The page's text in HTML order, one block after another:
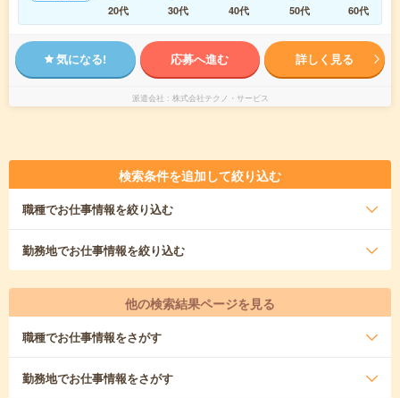
20代
30代 40代 50代 60代
気になる! 応募へ進む 詳しく見る
派遣会社 株式会社テクノ・サービス
検索条件を追加して絞り込む
職種でお仕事情報を絞り込む
勤務地でお仕事情報を絞り込む
他の検索結果ページを見る
職種でお仕事情報をさがす
勤務地でお仕事情報をさがす